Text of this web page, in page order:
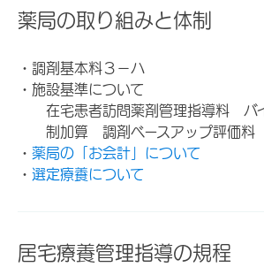
薬局の取り組みと体制
・調剤基本料３－ハ
・施設基準について
在宅患者訪問薬剤管理指導料 バ
制加算 調剤ベースアップ評価料
・ 薬局の「お会計」について
・ 選定療養について
居宅療養管理指導の規程